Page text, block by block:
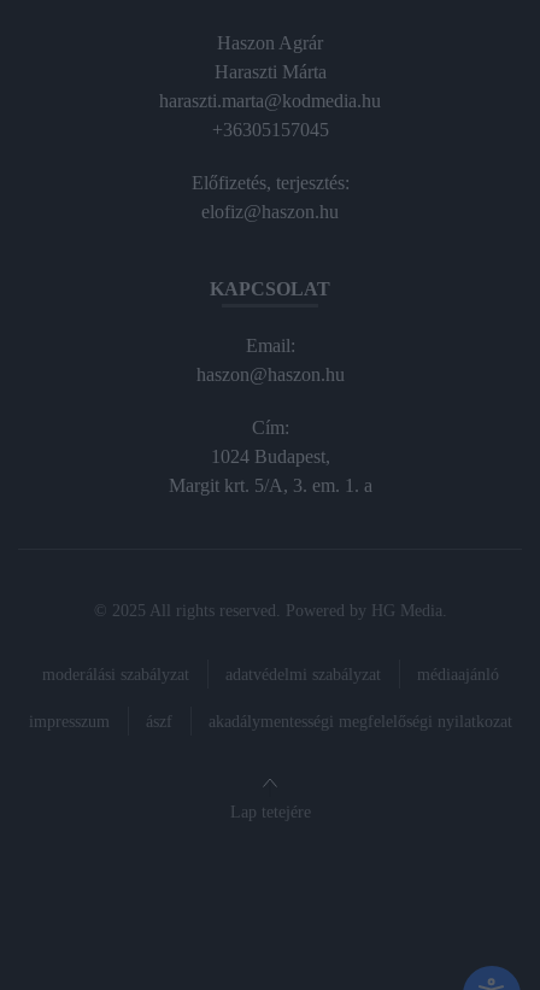
Haszon Agrár
Haraszti Márta
haraszti.marta@kodmedia.hu
+36305157045
Előfizetés, terjesztés:
elofiz@haszon.hu
KAPCSOLAT
Email:
haszon@haszon.hu
Cím:
1024 Budapest,
Margit krt. 5/A, 3. em. 1. a
© 2025 All rights reserved. Powered by HG Media
moderálási szabályzat adatvédelmi szabályzat médiaajánló
impresszum ászf akadálymentességi megfelelőségi nyilatkozat
Lap tetejére